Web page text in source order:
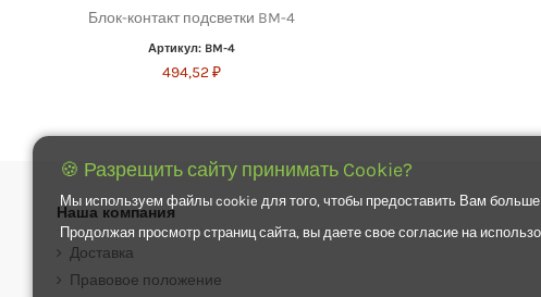
Блок-контакт подсветки BM-4
Артикул: BM-4
494,52 ₽
Наша компания
Доставка
Правовое положение
🍪 Разрещить сайту принимать Cookie?
Мы используем файлы cookie для того, чтобы предоставить Вам больше
Продолжая просмотр страниц сайта, вы даете свое согласие на